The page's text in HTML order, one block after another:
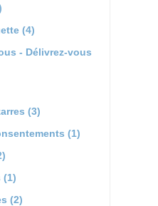
(4)
- Délivrez-vous
(3)
(1)
(1)
(2)